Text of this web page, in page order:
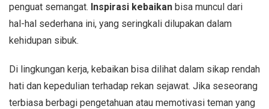
penguat semangat. Inspirasi kebaikan bisa muncul dari
hal-hal sederhana ini, yang seringkali dilupakan dalam
kehidupan sibuk.
Di lingkungan kerja, kebaikan bisa dilihat dalam sikap rendah
hati dan kepedulian terhadap rekan sejawat. Jika seseorang
terbiasa berbagi pengetahuan atau memotivasi teman yang